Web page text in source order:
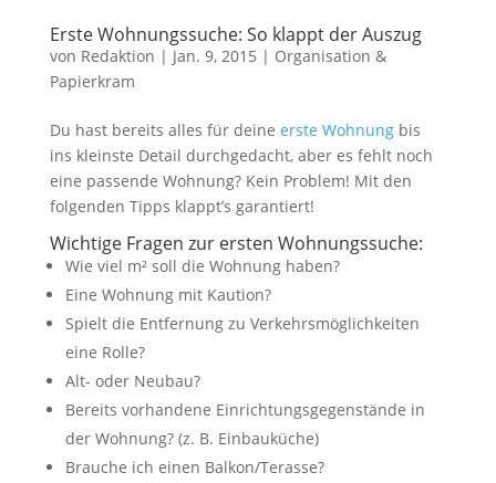
Erste Wohnungssuche: So klappt der Auszug
von Redaktion | Jan. 9, 2015 | Organisation &
Papierkram
Du hast bereits alles für deine erste Wohnungbis
ins kleinste Detail durchgedacht, aber es fehlt noch
eine passende Wohnung? Kein Problem! Mit den
folgenden Tipps klappt’s garantiert!
Wichtige Fragen zur ersten Wohnungssuche:
Wie viel m² soll die Wohnung haben?
Eine Wohnung mit Kaution?
Spielt die Entfernung zu Verkehrsmöglichkeiten
eine Rolle?
Alt- oder Neubau?
Bereits vorhandene Einrichtungsgegenstände in
der Wohnung? (z. B. Einbauküche)
Brauche ich einen Balkon/Terasse?